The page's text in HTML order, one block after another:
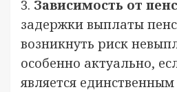
3. Зависимость от
задержки выплаты
возникнуть риск
особенно актуально,
является